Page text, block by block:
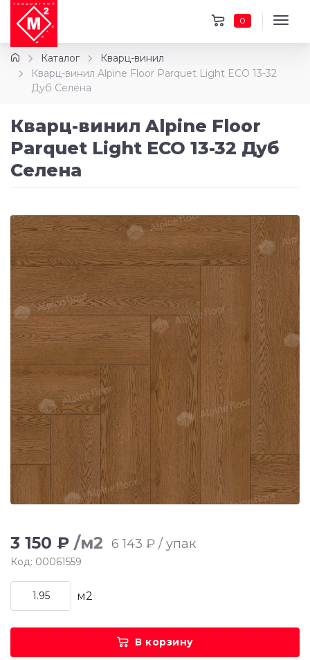
0
Каталог
Кварц-винил
Кварц-винил Alpine Floor Parquet Light ECO 13-32
Дуб Селена
Кварц-винил Alpine Floor
Parquet Light ECO 13-32 Дуб
Селена
3 150 ₽ /м2 6 143 ₽ / упак
Код: 00061559
м2
В корзину